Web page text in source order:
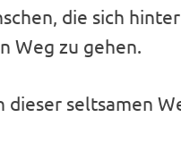
die sich
Weg zu gehen.
dieser seltsamen